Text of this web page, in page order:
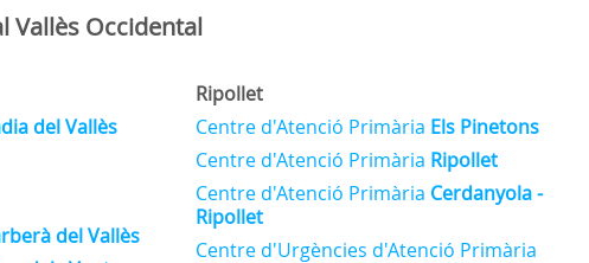
Vallès Occidental
del Vallès
del Vallès
Ripollet
Centre d'Atenció Primària Els Pinetons
Centre d'Atenció Primària Ripollet
Centre d'Atenció Primària Cerdanyola -
Ripollet
Centre d'Urgències d'Atenció Primària